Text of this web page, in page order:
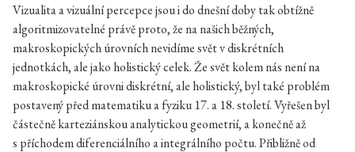
Vizualita a vizuální percepce jsou i do dnešní doby tak obtížně
algoritmizovatelné právě proto, že na našich běžných,
makroskopických úrovních nevidíme svět v diskrétních
jednotkách, ale jako holistický celek. Že svět kolem nás není na
makroskopické úrovni diskrétní, ale holistický, byl také problém
postavený před matematiku a fyziku 17. a 18. století. Vyřešen byl
částečně karteziánskou analytickou geometrií, a konečně až
s příchodem diferenciálního a integrálního počtu. Přibližně od